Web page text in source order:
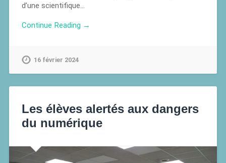
d’une scientifique…
Continue Reading →
16 février 2024
Les élèves alertés aux dangers
du numérique